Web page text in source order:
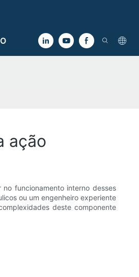
ação
funcionamento interno desses
ou um engenheiro experiente
deste componente